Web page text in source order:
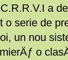
a
o serie de
un nou
o